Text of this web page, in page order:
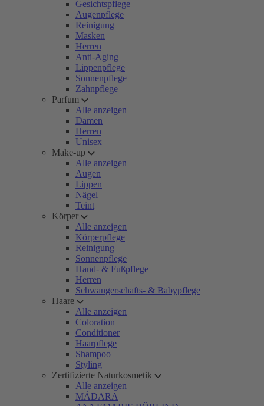
Gesichtspflege
Augenpflege
Reinigung
Masken
Herren
Anti-Aging
Lippenpflege
Sonnenpflege
Zahnpflege
Parfum
Alle anzeigen
Damen
Herren
Unisex
Make-up
Alle anzeigen
Augen
Lippen
Nägel
Teint
Körper
Alle anzeigen
Körperpflege
Reinigung
Sonnenpflege
Hand- & Fußpflege
Herren
Schwangerschafts- & Babypflege
Haare
Alle anzeigen
Coloration
Conditioner
Haarpflege
Shampoo
Styling
Zertifizierte Naturkosmetik
Alle anzeigen
MÁDARA